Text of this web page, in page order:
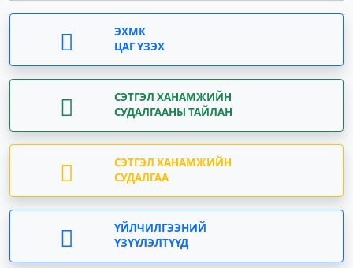
ЭХМК
ЦАГ ҮЗЭХ
СЭТГЭЛ ХАНАМЖИЙН
СУДАЛГААНЫ ТАЙЛАН
СЭТГЭЛ ХАНАМЖИЙН
СУДАЛГАА
ҮЙЛЧИЛГЭЭНИЙ
ҮЗҮҮЛЭЛТҮҮД